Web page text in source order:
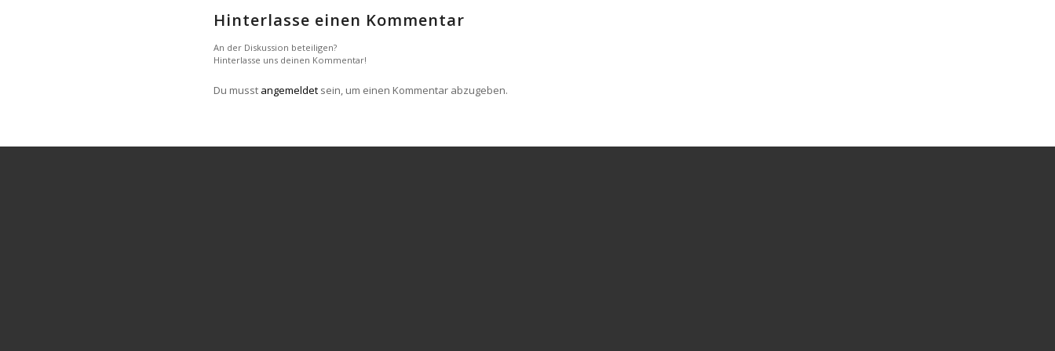
Hinterlasse einen Kommentar
An der Diskussion beteiligen?
Hinterlasse uns deinen Kommentar!
Du musst angemeldet sein, um einen Kommentar abzugeben.